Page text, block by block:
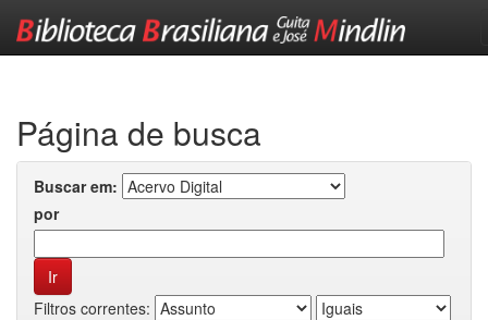
Página de busca
Buscar em:
por
Filtros correntes: